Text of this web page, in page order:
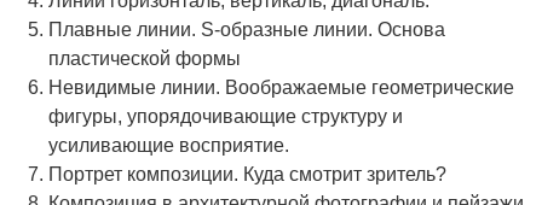
Плавные линии. S-образные линии. Основа
пластической формы
Невидимые линии. Воображаемые геометрические
фигуры, упорядочивающие структуру и
усиливающие восприятие.
Портрет композиции. Куда смотрит зритель?